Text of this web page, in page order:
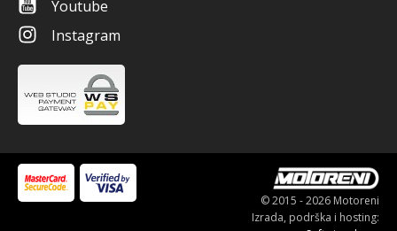
Youtube
Instagram
© 2015 - 2026 Motoreni
Izrada, podrška i hosting: